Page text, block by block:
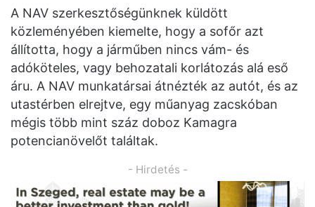
A NAV szerkesztőségünknek küldött
közleményében kiemelte, hogy a sofőr azt
állította, hogy a járműben nincs vám- és
adóköteles, vagy behozatali korlátozás alá eső
áru. A NAV munkatársai átnézték az autót, és az
utastérben elrejtve, egy műanyag zacskóban
mégis több mint száz doboz Kamagra
potencianövelőt találtak.
- Hirdetés -